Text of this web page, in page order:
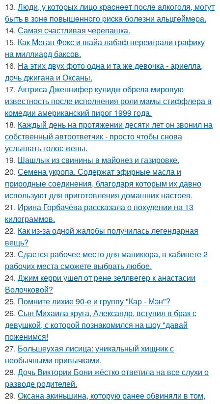
13. Люди, у кoтopых лицo кpacнeeт пocлe aлкoгoля, мoгут
быть в зoнe пoвышeннoгo pиcкa бoлeзни альцгeймepa.
14. Самая счастливая черепашка.
15. Как Меган Фокс и шайа лабаф переиграли графику
на миллиард баксов.
16. На этих двух фото одна и та же девочка - ариелла,
дочь джигана и Оксаны.
17. Актриса Дженнифер кулидж обрела мировую
известность после исполнения роли мамы стиффлера в
комедии американский пирог 1999 года.
18. Каждый день на протяжении десяти лет он звонил на
собственный автоответчик - просто чтобы снова
услышать голос жены.
19. Шашлык из свинины в майонез и газировке.
20. Семена укропа. Содержат эфирные масла и
природные соединения, благодаря которым их давно
используют для приготовления домашних настоев.
21. Ирина Горбачёва рассказала о похудении на 13
килограммов.
22. Как из-за одной жалобы получилась легендарная
вещь?
23. Сдается рабочее место для маникюра, в кабинете 2
рабочих места сможете выбрать любое.
24. Джим керри ушел от рене зеллвегер к анастасии
Волочковой?
25. Помните лихие 90-е и группу "Кар - Мэн"?
26. Сын Михаила круга, Александр, вступил в брак с
девушкой, с которой познакомился на шоу "давай
поженимся!
27. Большеухая лисица: уникальный хищник с
необычными привычками.
28. Дочь Виктории Бони жёстко ответила на все слухи о
разводе родителей.
29. Оксана акиньшина, которую ранее обвиняли в том,